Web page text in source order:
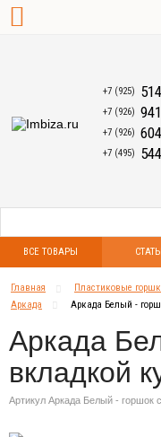
+7 (925)
+7 (926)
+7 (926)
+7 (495)
ВСЕ ТОВАРЫ
Главная Пластиковые
Аркада
Аркада Белый -
Аркада
вкладкой
Артикул Аркада Белый - горшок